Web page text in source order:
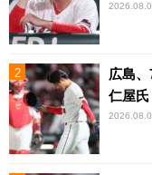
広島
仁屋氏